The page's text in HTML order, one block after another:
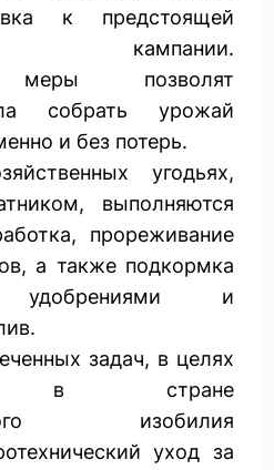
к предстоящей
кампании.
меры позволят
собрать урожай
и без потерь.
угодьях,
выполняются
прореживание
а также подкормка
удобрениями и
задач, в целях
в стране
изобилия
уход за